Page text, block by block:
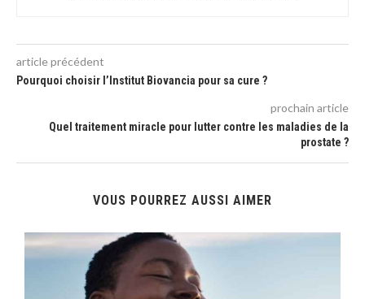
article précédent
Pourquoi choisir l’Institut Biovancia pour sa cure ?
prochain article
Quel traitement miracle pour lutter contre les maladies de la
prostate ?
VOUS POURREZ AUSSI AIMER